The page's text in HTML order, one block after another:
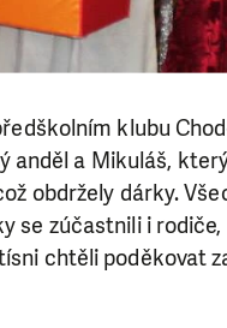
klubu
a Mikuláš,
obdržely dárky.
se zúčastnili i
chtěli poděkovat
se bez Vaší